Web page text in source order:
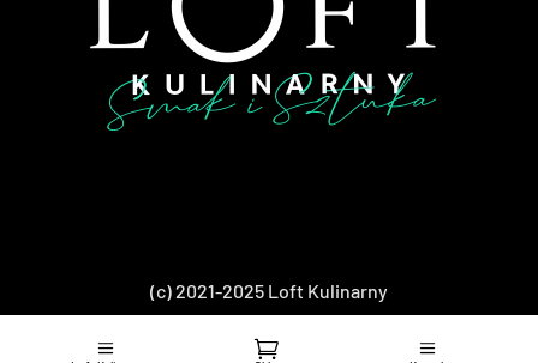
(c) 2021-2025 Loft Kulinarny